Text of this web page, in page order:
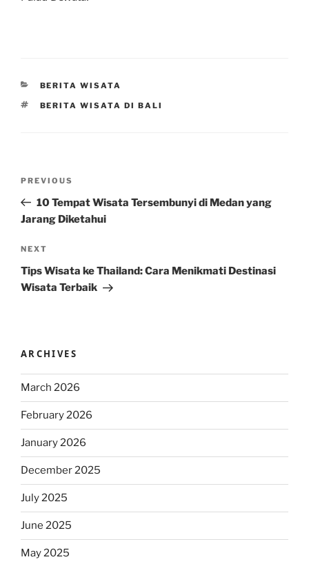
CATEGORIES
BERITA WISATA
TAGS
BERITA WISATA DI BALI
Previous
Post
PREVIOUS
10 Tempat Wisata Tersembunyi di Medan yang
Jarang Diketahui
Next
Post
NEXT
Tips Wisata ke Thailand: Cara Menikmati Destinasi
Wisata Terbaik
ARCHIVES
March 2026
February 2026
January 2026
December 2025
July 2025
June 2025
May 2025